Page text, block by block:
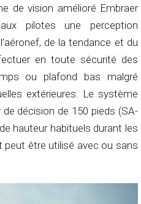
de vision amélioré Embraer
pilotes une perception
de la tendance et du
en toute sécurité des
ou plafond bas malgré
extérieures. Le système
décision de 150 pieds (SA-
hauteur habituels durant les
être utilisé avec ou sans